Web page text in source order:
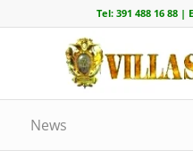
Tel: 391 488 16 88|
News